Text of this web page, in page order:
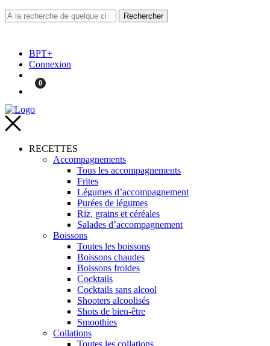
BPT+
Connexion
0
RECETTES
Accompagnements
Tous les accompagnements
Frites
Légumes d’accompagnement
Purées de légumes
Riz, grains et céréales
Salades d’accompagnement
Boissons
Toutes les boissons
Boissons chaudes
Boissons froides
Cocktails
Cocktails sans alcool
Shooters alcoolisés
Shots de bien-être
Smoothies
Collations
Toutes les collations